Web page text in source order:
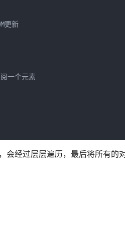
经过层层遍历，最后将所有的